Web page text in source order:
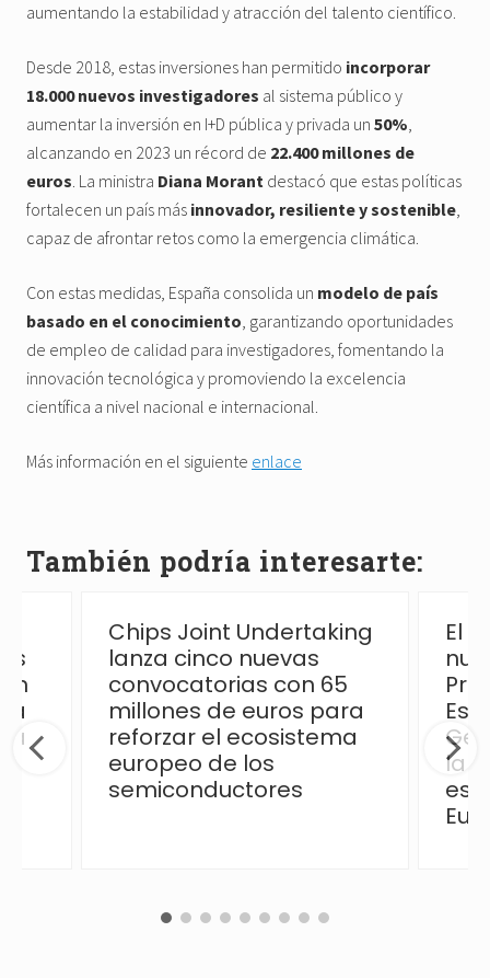
aumentando la estabilidad y atracción del talento científico.
Desde 2018, estas inversiones han permitido incorporar
18.000 nuevos investigadores al sistema público y
aumentar la inversión en I+D pública y privada un 50%,
alcanzando en 2023 un récord de 22.400 millones de
euros. La ministra Diana Morant destacó que estas políticas
fortalecen un país más innovador, resiliente y sostenible,
capaz de afrontar retos como la emergencia climática.
Con estas medidas, España consolida un modelo de país
basado en el conocimiento, garantizando oportunidades
de empleo de calidad para investigadores, fomentando la
innovación tecnológica y promoviendo la excelencia
científica a nivel nacional e internacional.
Más información en el siguiente enlace
También podría interesarte:
Chips Joint Undertaking
lanza cinco nuevas
convocatorias con 65
millones de euros para
reforzar el ecosistema
europeo de los
semiconductores
El
la